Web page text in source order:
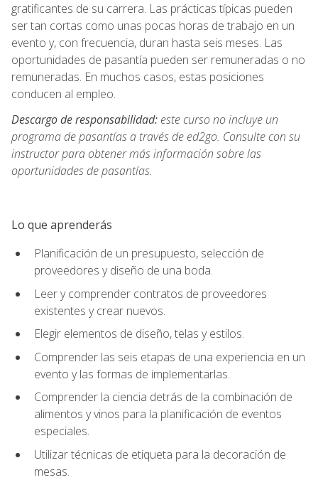
gratificantes de su carrera. Las prácticas típicas pueden
ser tan cortas como unas pocas horas de trabajo en un
evento y, con frecuencia, duran hasta seis meses. Las
oportunidades de pasantía pueden ser remuneradas o no
remuneradas. En muchos casos, estas posiciones
conducen al empleo.
Descargo de responsabilidad: este curso no incluye un
programa de pasantías a través de ed2go. Consulte con su
instructor para obtener más información sobre las
oportunidades de pasantías.
Lo que aprenderás
Planificación de un presupuesto, selección de
proveedores y diseño de una boda.
Leer y comprender contratos de proveedores
existentes y crear nuevos.
Elegir elementos de diseño, telas y estilos.
Comprender las seis etapas de una experiencia en un
evento y las formas de implementarlas.
Comprender la ciencia detrás de la combinación de
alimentos y vinos para la planificación de eventos
especiales.
Utilizar técnicas de etiqueta para la decoración de
mesas.